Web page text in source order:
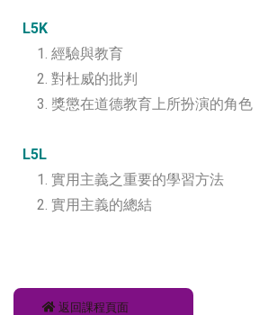
L5K
1. 經驗與教育
2. 對杜威的批判
3. 獎懲在道德教育上所扮演的角色
L5L
1. 實用主義之重要的學習方法
2. 實用主義的總結
返回課程頁面